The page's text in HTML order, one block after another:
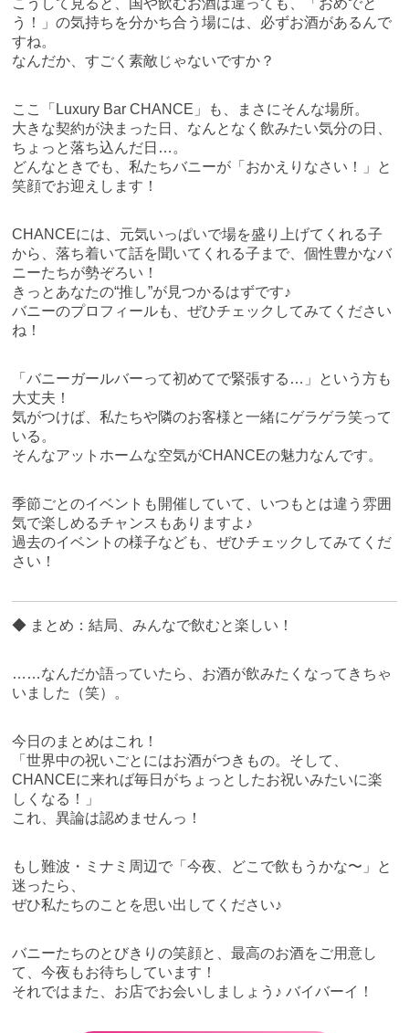
こうして見ると、国や飲むお酒は違っても、「おめでと
う！」の気持ちを分かち合う場には、必ずお酒があるんで
すね。
なんだか、すごく素敵じゃないですか？
ここ「Luxury Bar CHANCE」も、まさにそんな場所。
大きな契約が決まった日、なんとなく飲みたい気分の日、
ちょっと落ち込んだ日…。
どんなときでも、私たちバニーが「おかえりなさい！」と
笑顔でお迎えします！
CHANCEには、元気いっぱいで場を盛り上げてくれる子
から、落ち着いて話を聞いてくれる子まで、個性豊かなバ
ニーたちが勢ぞろい！
きっとあなたの“推し”が見つかるはずです♪
バニーのプロフィールも、ぜひチェックしてみてください
ね！
「バニーガールバーって初めてで緊張する…」という方も
大丈夫！
気がつけば、私たちや隣のお客様と一緒にゲラゲラ笑って
いる。
そんなアットホームな空気がCHANCEの魅力なんです。
季節ごとのイベントも開催していて、いつもとは違う雰囲
気で楽しめるチャンスもありますよ♪
過去のイベントの様子なども、ぜひチェックしてみてくだ
さい！
◆ まとめ：結局、みんなで飲むと楽しい！
……なんだか語っていたら、お酒が飲みたくなってきちゃ
いました（笑）。
今日のまとめはこれ！
「世界中の祝いごとにはお酒がつきもの。そして、
CHANCEに来れば毎日がちょっとしたお祝いみたいに楽
しくなる！」
これ、異論は認めませんっ！
もし難波・ミナミ周辺で「今夜、どこで飲もうかな〜」と
迷ったら、
ぜひ私たちのことを思い出してください♪
バニーたちのとびきりの笑顔と、最高のお酒をご用意し
て、今夜もお待ちしています！
それではまた、お店でお会いしましょう♪ バイバーイ！